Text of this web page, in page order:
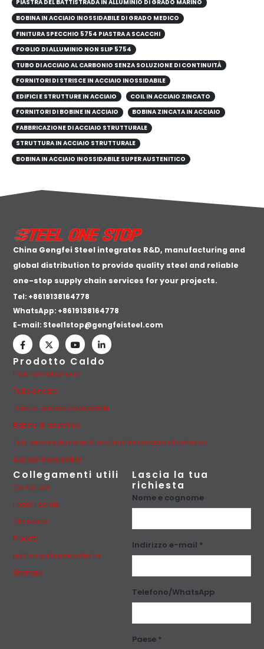
PIASTRA DEL BATTISTRADA IN ALLUMINIO DI GRADO MARINO
BOBINA IN ACCIAIO INOSSIDABILE DI GRADO MEDICO
FINITURA SPECCHIO 5754 PIASTRA A SCACCHI
FOGLIO DI ALLUMINIO NON SLIP 5754
TUBO DI ACCIAIO AL CARBONIO SENZA SOLUZIONE DI CONTINUITÀ
FORNITORI DI STRISCE IN ACCIAIO INOSSIDABILE
EDIFICI E STRUTTURE IN ACCIAIO
COIL IN ACCIAIO ZINCATO
FORNITORI DI BOBINE IN ACCIAIO
BOBINA ZINCATA IN ACCIAIO
FABBRICAZIONE DI ACCIAIO STRUTTURALE
STRUTTURA IN ACCIAIO STRUTTURALE
BOBINA IN ACCIAIO INOSSIDABILE SUPER AUSTENITICO
China Gengfei Steel integrates R&D, manufacturing and
global distribution to provide quality steel and reliable
one-stop supply chain services for your projects.
Tel: +8619138164778
WhatsApp: +8619138164778
E-mail: Steel1stop@gengfeisteel.com
Prodotto Caldo
Piastra in alluminio
Tubo zincato
Tubo in acciaio inossidabile
Bobina di alluminio
Tubi senza soluzione di continuità in acciaio al carbonio
Acciaio inossidabile
Collegamenti utili
Contattaci
I nostri servizi
Chi siamo
Prodotti
politica sulla riservatezza
Sitemap
Lascia la tua
richiesta
Nome e cognome
Indirizzo e-mail *
Telefono/WhatsApp
Paese *